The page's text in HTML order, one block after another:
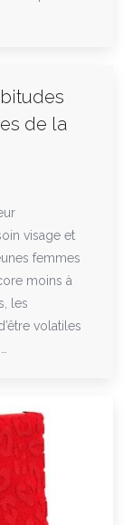
de la
visage et
femmes
moins à
les
volatiles